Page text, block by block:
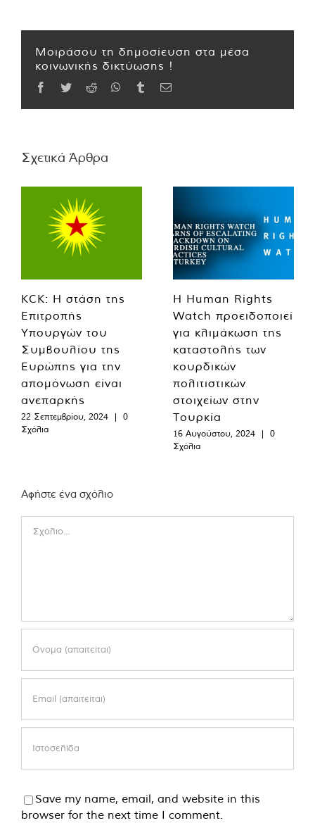
Μοιράσου τη δημοσίευση στα μέσα
κοινωνικής δικτύωσης !
Facebook
TwitterReddit WhatsApp
TumblrEmail
Σχετικά Άρθρα
KCK: Η στάση της
Επιτροπής
Υπουργών του
Συμβουλίου της
Ευρώπης για την
απομόνωση είναι
ανεπαρκής
22 Σεπτεμβρίου, 2024 |
0
Σχόλια
Η Human Rights
Watch προειδοποιεί
για κλιμάκωση της
καταστολής των
κουρδικών
πολιτιστικών
στοιχείων στην
Τουρκία
16 Αυγούστου, 2024 |
0
Σχόλια
Αφήστε ένα σχόλιο
Save my name, email, and website in this
browser for the next time I comment.